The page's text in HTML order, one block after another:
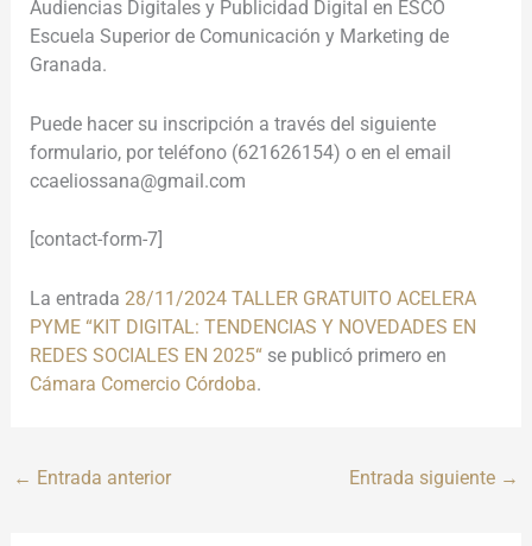
Audiencias Digitales y Publicidad Digital en ESCO
Escuela Superior de Comunicación y Marketing de
Granada.
Puede hacer su inscripción a través del siguiente
formulario, por teléfono (621626154) o en el email
ccaeliossana@gmail.com
[contact-form-7]
La entrada 28/11/2024 TALLER GRATUITO ACELERA
PYME “KIT DIGITAL: TENDENCIAS Y NOVEDADES EN
REDES SOCIALES EN 2025“se publicó primero en
Cámara Comercio Córdoba.
← Entrada anterior Entrada siguiente →